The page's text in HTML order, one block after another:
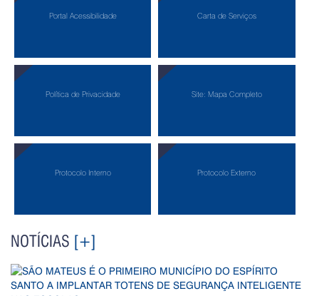
Portal Acessibilidade Carta de Serviços
Política de Privacidade Site: Mapa Completo
Protocolo Interno Protocolo Externo
NOTÍCIAS [+]